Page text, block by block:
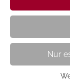
einfach Ihr
zusammen.
Mwst.)
Sortiment
Nur